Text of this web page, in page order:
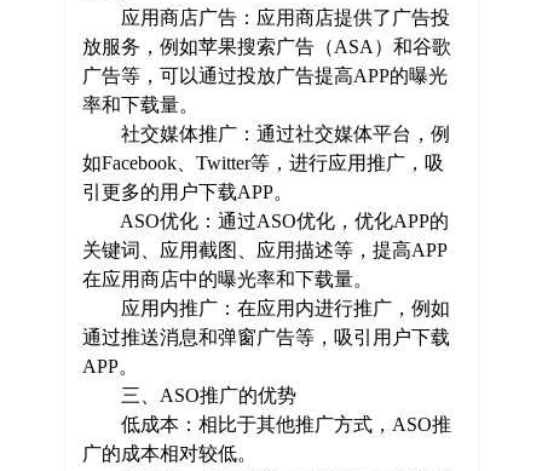
应用商店广告：应用商店提供了广告投
放服务，例如苹果搜索广告（ASA）和谷歌
广告等，可以通过投放广告提高APP的曝光
率和下载量。
社交媒体推广：通过社交媒体平台，例
如Facebook、Twitter等，进行应用推广，吸
引更多的用户下载APP。
ASO优化：通过ASO优化，优化APP的
关键词、应用截图、应用描述等，提高APP
在应用商店中的曝光率和下载量。
应用内推广：在应用内进行推广，例如
通过推送消息和弹窗广告等，吸引用户下载
APP。
三、ASO推广的优势
低成本：相比于其他推广方式，ASO推
广的成本相对较低。